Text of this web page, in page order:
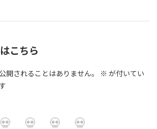
こちら
開されることはありません。 ※ が付いてい